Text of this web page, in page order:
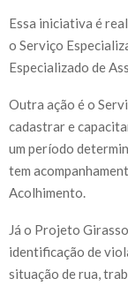
Essa iniciativa é
o Serviço
Especializado de
Outra ação é o
cadastrar e
um período
tem
Acolhimento.
Já o Projeto
identificação de
situação de rua,